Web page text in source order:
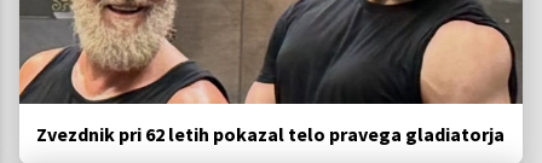
Zvezdnik pri 62 letih pokazal telo pravega gladiatorja